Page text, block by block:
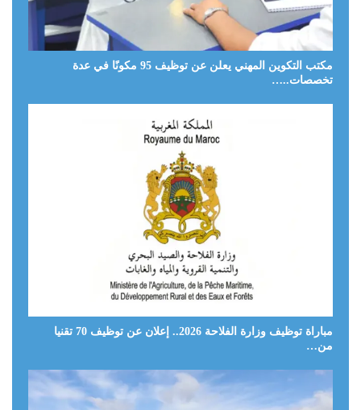
مكتب التكوين المهني يعلن عن توظيف 95 مكونًا في عدة
تخصصات..…
مباراة توظيف وزارة الفلاحة 2026.. إعلان عن توظيف 70 تقنيا
من…